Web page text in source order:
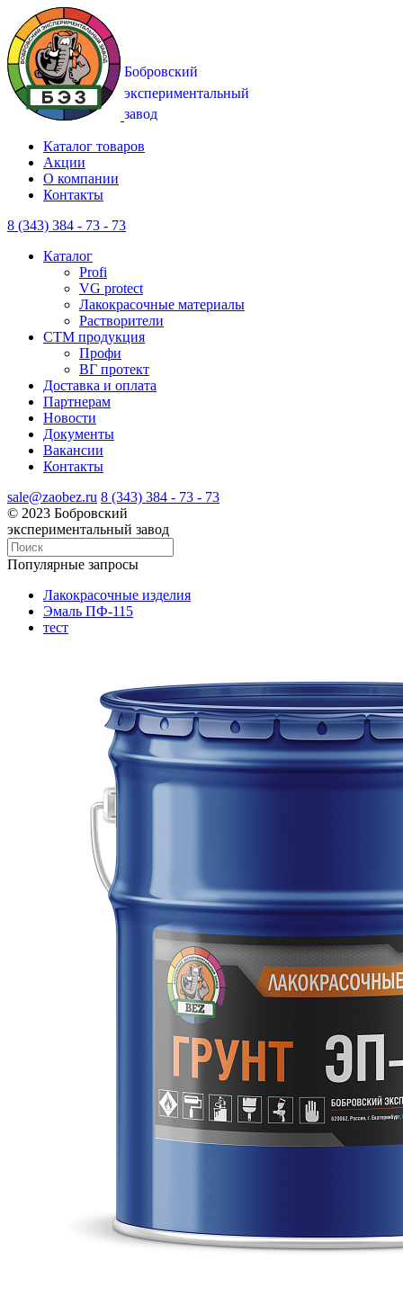
Каталог товаров
Акции
О компании
Контакты
8 (343) 384 - 73 - 73
Каталог
Profi
VG protect
Лакокрасочные материалы
Растворители
CTM продукция
Профи
ВГ протект
Доставка и оплата
Партнерам
Новости
Документы
Вакансии
Контакты
sale@zaobez.ru 8 (343) 384 - 73 - 73
© 2023 Бобровский
экспериментальный завод
Популярные запросы
Лакокрасочные изделия
Эмаль ПФ-115
тест